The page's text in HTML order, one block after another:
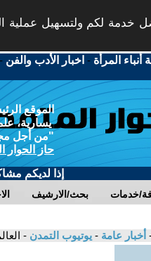
خدمة لكم ولتسهيل عملية
أنباء المرأة - اخبار الأدب والفن
الموقع
يسارية،
"من أجل
حاز الحوار
إذا لديكم
بحث/الارشيف خدمات
أخبار عامة - يوتيوب التمدن -